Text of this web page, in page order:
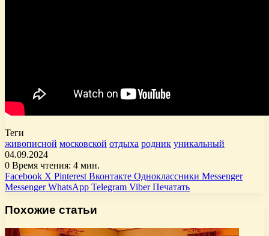
Теги
живописной московской отдыха родник уникальный
04.09.2024
0 Время чтения: 4 мин.
Facebook X Pinterest Вконтакте Одноклассники Messenger
Messenger WhatsApp Telegram Viber Печатать
Похожие статьи